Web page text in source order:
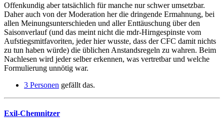
Offenkundig aber tatsächlich für manche nur schwer umsetzbar.
Daher auch von der Moderation her die dringende Ermahnung, bei
allen Meinungsunterschieden und aller Enttäuschung über den
Saisonverlauf (und das meint nicht die mdr-Hirngespinste vom
Aufstiegsmitfavoriten, jeder hier wusste, dass der CFC damit nichts
zu tun haben würde) die üblichen Anstandsregeln zu wahren. Beim
Nachlesen wird jeder selber erkennen, was vertretbar und welche
Formulierung unnötig war.
3 Personen gefällt das.
Exil-Chemnitzer